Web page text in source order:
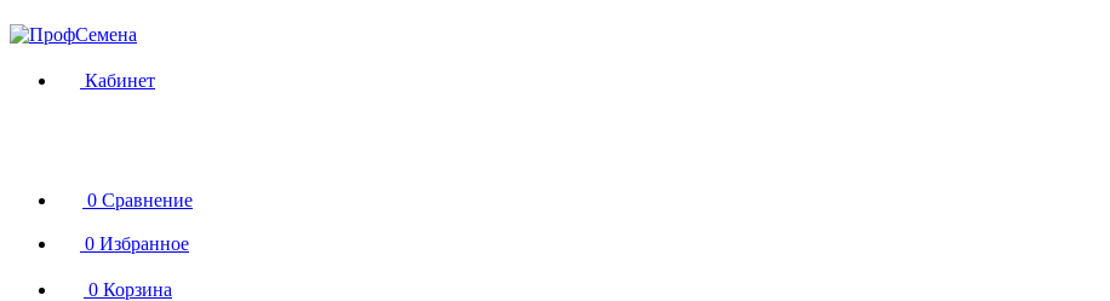
Кабинет
0 Сравнение
0 Избранное
0 Корзина